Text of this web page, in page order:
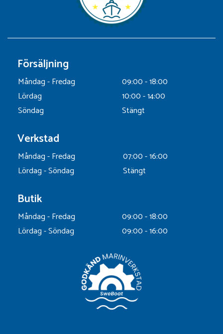
Försäljning
Måndag - Fredag
09:00 - 18:00
Lördag
10:00 - 14:00
Söndag
Stängt
Verkstad
Måndag - Fredag
07:00 - 16:00
Lördag - Söndag
Stängt
Butik
Måndag - Fredag
09:00 - 18:00
Lördag - Söndag
09:00 - 16:00